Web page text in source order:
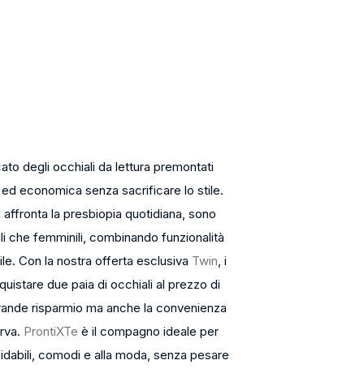
degli occhiali da lettura premontati
economica senza sacrificare lo stile.
la presbiopia quotidiana, sono
che femminili, combinando funzionalità
Con la nostra offerta esclusiva Twin, i
due paia di occhiali al prezzo di
risparmio ma anche la convenienza
ProntiXTe è il compagno ideale per
comodi e alla moda, senza pesare